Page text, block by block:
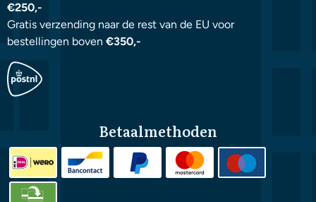
€250,-
Gratis verzending naar de rest van de EU voor
bestellingen boven €350,-
Betaalmethoden